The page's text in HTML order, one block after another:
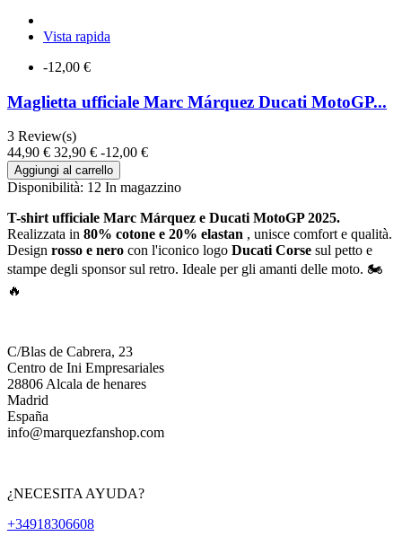
Vista rapida
-12,00 €
Maglietta ufficiale Marc Márquez Ducati MotoGP...
3 Review(s)
44,90 € 32,90 € -12,00 €
Aggiungi al carrello
Disponibilità: 12 In magazzino
T-shirt ufficiale Marc Márquez e Ducati MotoGP 2025.
Realizzata in 80% cotone e 20% elastan , unisce comfort e qualità.
Design rosso e nero con l'iconico logo Ducati Corse sul petto e
stampe degli sponsor sul retro. Ideale per gli amanti delle moto. 🏍️
🔥
C/Blas de Cabrera, 23
Centro de Ini Empresariales
28806 Alcala de henares
Madrid
España
info@marquezfanshop.com
¿NECESITA AYUDA?
+34918306608